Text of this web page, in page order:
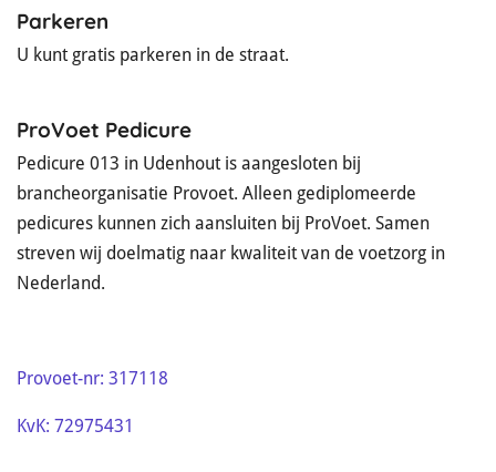
Parkeren
U kunt gratis parkeren in de straat.
ProVoet Pedicure
Pedicure 013 in Udenhout is aangesloten bij
brancheorganisatie Provoet. Alleen gediplomeerde
pedicures kunnen zich aansluiten bij ProVoet. Samen
streven wij doelmatig naar kwaliteit van de voetzorg in
Nederland.
Provoet-nr: 317118
KvK: 72975431